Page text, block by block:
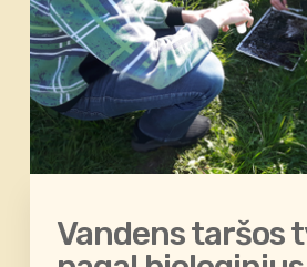
Vandens taršos